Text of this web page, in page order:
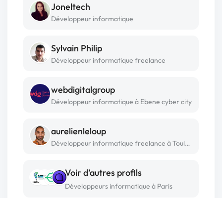
Joneltech
Développeur informatique
Sylvain Philip
Développeur informatique freelance
webdigitalgroup
Développeur informatique à Ebene cyber city
aurelienleloup
Développeur informatique freelance à Toulouse
Voir d’autres profils
Développeurs informatique à Paris